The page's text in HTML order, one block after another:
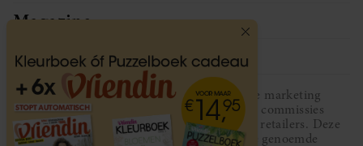
Magazine
Service
Vriendin participeert in diverse affiliate marketing
programma’s, dat houdt in dat Vriendin commissies
ontvangt voor aankopen middels links van retailers. Deze
website wordt niet gesponsord door de genoemde